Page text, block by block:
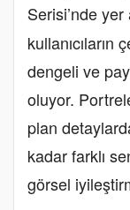
Serisi’nde yer
dengeli ve
oluyor.
plan
kadar farklı
görsel